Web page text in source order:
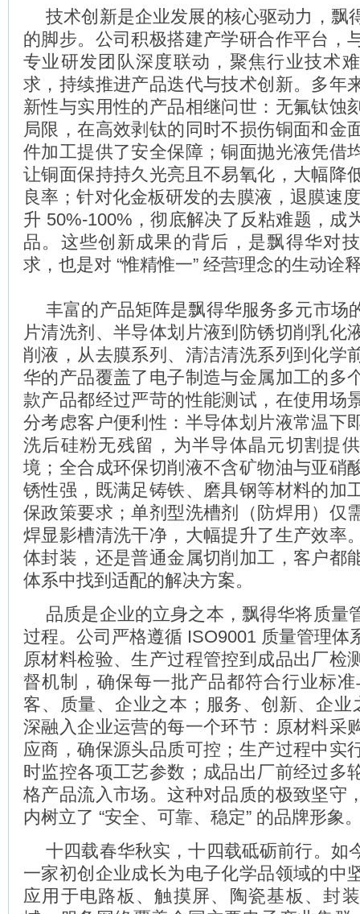
技术创新是企业发展的核心驱动力，飘
的脚步。公司积极搭建产学研合作平台，
专业研发团队深度联动，聚焦行业技术
求，持续推进产品迭代与技术创新。多年
新性与实用性的产品相继问世：无氟钛蚀
局限，在高效剥钛的同时不损伤铜面和金
件加工提供了安全保障；铜面抛光液凭借
让铜面保持持久光亮且不易氧化，大幅降
良率；针对化金板研发的去膜液，退膜速
升 50%-100%，彻底解决了反粘难题，成
品。这些创新成果的背后，是飘得华对
求，也是对 “惟精惟一” 经营理念的生动诠
丰富的产品矩阵是飘得华服务多元市场
片清洗剂、半导体划片液到防锈切削乳化
削液，从去膜系列、清洁清洗系列到化学
华的产品覆盖了电子制造与金属加工的多
款产品都经过严苛的性能测试，在使用场
分考虑客户便利性：半导体划片液常温下
洗后硅粉无残留，为半导体晶元切割提
境；全合成环保切削液不含矿物油与亚硝
锈性强，既满足铸铁、磨具钢等材料的加
保政策要求；单剂型洗槽剂（防焊用）仅
焊显影槽清洗干净，大幅提升了生产效率
体封装，还是普通金属切削加工，客户都
体系中找到适配的解决方案。
品质是企业的立身之本，飘得华将质量
过程。公司严格遵循 ISO9001 质量管理体
原材料检验、生产过程管控到成品出厂检
督机制，确保每一批产品都符合行业标准
客、质量、企业之本；服务、创新、企业
深融入企业运营的每一个环节：原材料采
应商，确保源头品质可控；生产过程中实
时监控各项工艺参数；成品出厂前经过多
格产品流入市场。这种对品质的极致坚守
内树立了 “安全、可靠、稳定” 的品牌形象
十四载春华秋实，十四载砥砺前行。如
一家初创企业成长为电子化学品领域的中
应用于电路板、触摸屏、陶瓷基板、封